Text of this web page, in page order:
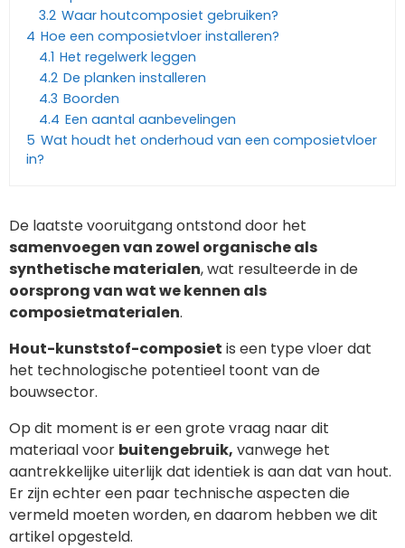
3.2 Waar houtcomposiet gebruiken?
4 Hoe een composietvloer installeren?
4.1 Het regelwerk leggen
4.2 De planken installeren
4.3 Boorden
4.4 Een aantal aanbevelingen
5 Wat houdt het onderhoud van een composietvloer
in?
De laatste vooruitgang ontstond door het
samenvoegen van zowel organische als
synthetische materialen, wat resulteerde in de
oorsprong van wat we kennen als
composietmaterialen.
Hout-kunststof-composiet is een type vloer dat
het technologische potentieel toont van de
bouwsector.
Op dit moment is er een grote vraag naar dit
materiaal voor buitengebruik, vanwege het
aantrekkelijke uiterlijk dat identiek is aan dat van hout.
Er zijn echter een paar technische aspecten die
vermeld moeten worden, en daarom hebben we dit
artikel opgesteld.